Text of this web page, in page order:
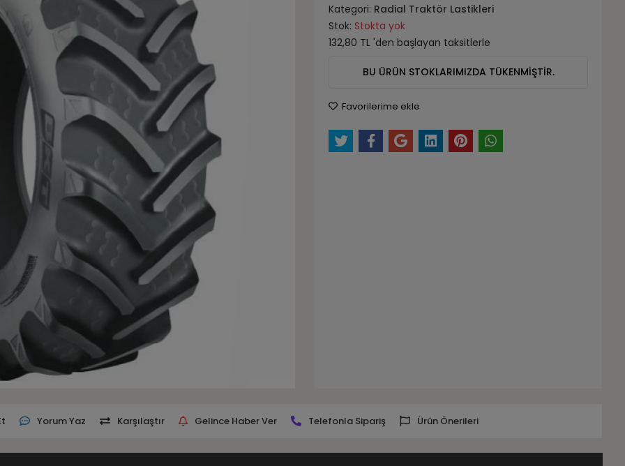
Kategori: Radial Traktör Lastikleri
Stok: Stokta yok
132,80 TL 'den başlayan taksitlerle
BU ÜRÜN STOKLARIMIZDA TÜKENMİŞTİR.
Favorilerime ekle
Yorum Yaz Karşılaştır Gelince Haber Ver Telefonla Sipariş Ürün Önerileri